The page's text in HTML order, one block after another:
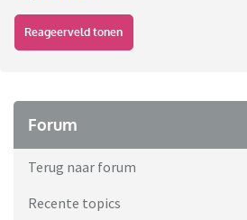
Reageerveld tonen
Forum
Terug naar forum
Recente topics